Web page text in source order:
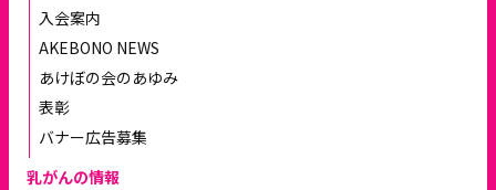
入会案内
AKEBONO NEWS
あけぼの会のあゆみ
表彰
バナー広告募集
乳がんの情報